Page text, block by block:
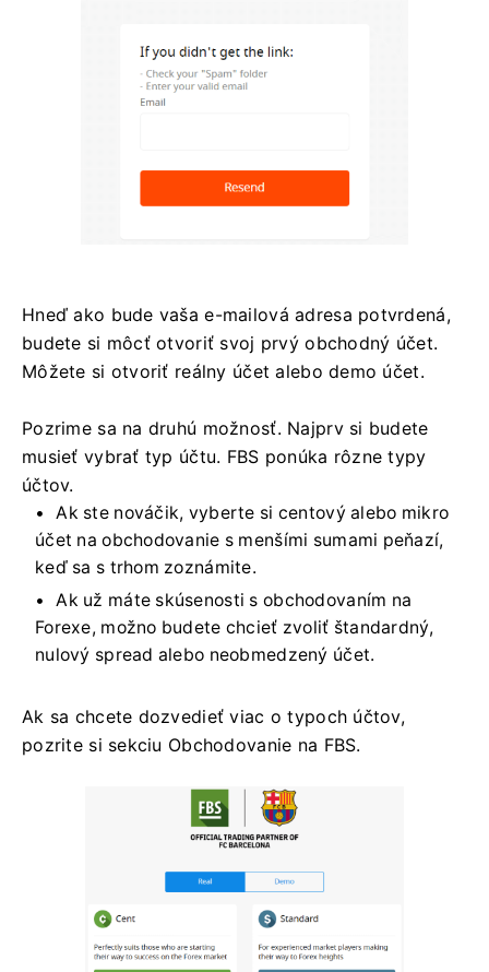
Hneď ako bude vaša e-mailová adresa potvrdená,
budete si môcť otvoriť svoj prvý obchodný účet.
Môžete si otvoriť reálny účet alebo demo účet.
Pozrime sa na druhú možnosť. Najprv si budete
musieť vybrať typ účtu. FBS ponúka rôzne typy
účtov.
Ak ste nováčik, vyberte si centový alebo mikro
účet na obchodovanie s menšími sumami peňazí,
keď sa s trhom zoznámite.
Ak už máte skúsenosti s obchodovaním na
Forexe, možno budete chcieť zvoliť štandardný,
nulový spread alebo neobmedzený účet.
Ak sa chcete dozvedieť viac o typoch účtov,
pozrite si sekciu Obchodovanie na FBS.